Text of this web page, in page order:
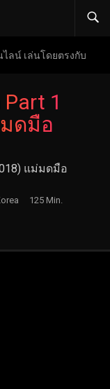
1
ดมือ
แม่มดมือ
125 Min.